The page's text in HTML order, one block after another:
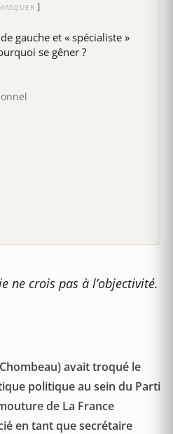
gauche et « spécialiste »
se gêner ?
ne crois pas à l’objectivité.
avait troqué le
politique au sein du Parti
de La France
en tant que secrétaire